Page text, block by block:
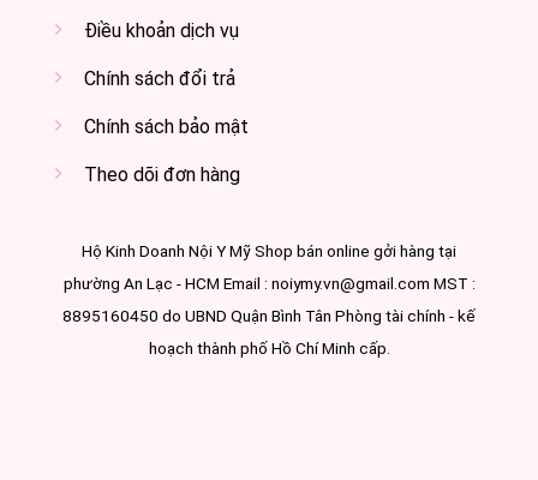
Điều khoản dịch vụ
Chính sách đổi trả
Chính sách bảo mật
Theo dõi đơn hàng
Hộ Kinh Doanh Nội Y Mỹ Shop bán online gởi hàng tại
phường An Lạc - HCM Email : noiymy.vn@gmail.com MST :
8895160450 do UBND Quận Bình Tân Phòng tài chính - kế
hoạch thành phố Hồ Chí Minh cấp.